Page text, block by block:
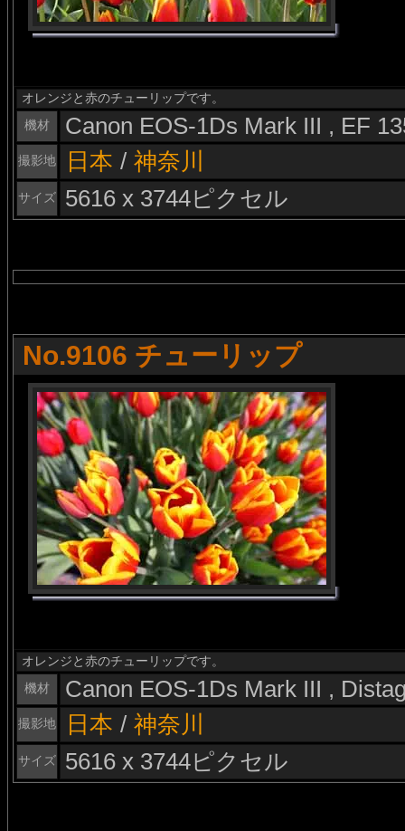
オレンジと赤のチューリップです。
機材
Canon EOS-1Ds Mark III , EF
撮影地 日本 / 神奈川
サイズ 5616 x 3744ピクセル
No.9106 チューリップ
オレンジと赤のチューリップです。
機材
Canon EOS-1Ds Mark III ,
撮影地 日本 / 神奈川
サイズ 5616 x 3744ピクセル